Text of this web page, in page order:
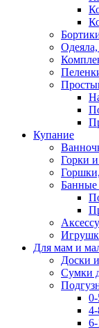
Купание
Горки
Банные
Для мам и
Доски
Сумки